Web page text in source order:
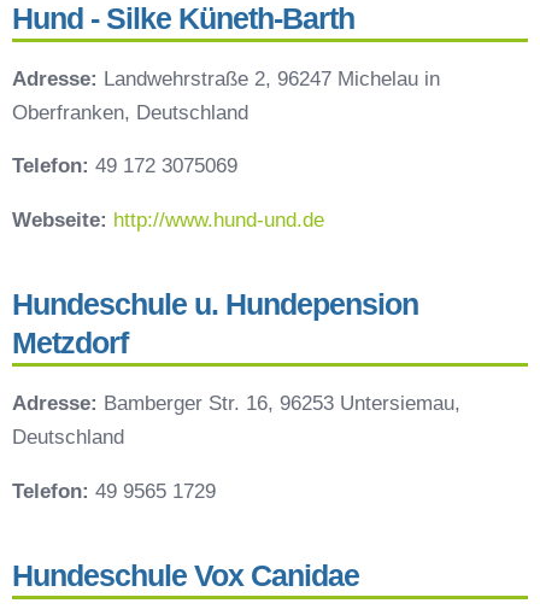
Hund - Silke Küneth-Barth
Adresse: Landwehrstraße 2, 96247 Michelau in
Oberfranken, Deutschland
Telefon: 49 172 3075069
Webseite: http://www.hund-und.de
Hundeschule u. Hundepension
Metzdorf
Adresse: Bamberger Str. 16, 96253 Untersiemau,
Deutschland
Telefon: 49 9565 1729
Hundeschule Vox Canidae